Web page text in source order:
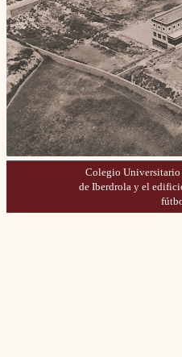
Colegio Universitario
de Iberdrola y el